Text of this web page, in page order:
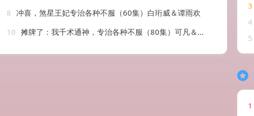
8 冲喜，煞星王妃专治各种不服（60集）白珩威＆谭雨欢
10 摊牌了：我千术通神，专治各种不服（80集）可凡＆木木
3
4
5
1